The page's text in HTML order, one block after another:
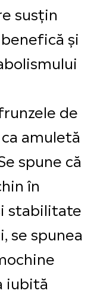
susțin
și
de
amuletă
spune că
în
stabilitate
se spunea
iubită